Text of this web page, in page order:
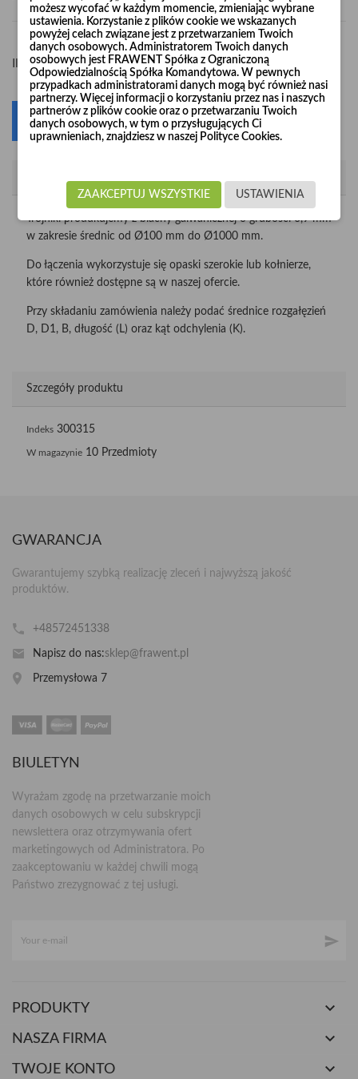
Ilość - +
Dodaj do koszyka 0
Trójniki produkujemy z blachy galwanicznej o grubości 0,9 mm
w zakresie średnic od Ø100 mm do Ø1000 mm.
Do łączenia wykorzystuje się opaski szerokie lub kołnierze,
które również dostępne są w naszej ofercie.
Przy składaniu zamówienia należy podać średnice rozgałęzień
D, D1, B, długość (L) oraz kąt odchylenia (K).
Szczegóły produktu
Indeks 300315
W magazynie 10 Przedmioty
GWARANCJA
Gwarantujemy szybką realizację zleceń i najwyższą jakość
produktów.
+48572451338
Napisz do nas:sklep@frawent.pl
Przemysłowa 7
BIULETYN
Wyrażam zgodę na przetwarzanie moich
danych osobowych w celu subskrypcji
newslettera oraz otrzymywania ofert
marketingowych od Administratora. Po
zaakceptowaniu w każdej chwili mogą
Państwo zrezygnować z tej usługi.

PRODUKTY 
NASZA FIRMA 
TWOJE KONTO 
możesz wycofać w każdym momencie, zmieniając wybrane
ustawienia. Korzystanie z plików cookie we wskazanych
powyżej celach związane jest z przetwarzaniem Twoich
danych osobowych. Administratorem Twoich danych
osobowych jest FRAWENT Spółka z Ograniczoną
Odpowiedzialnością Spółka Komandytowa. W pewnych
przypadkach administratorami danych mogą być również nasi
partnerzy. Więcej informacji o korzystaniu przez nas i naszych
partnerów z plików cookie oraz o przetwarzaniu Twoich
danych osobowych, w tym o przysługujących Ci
uprawnieniach, znajdziesz w naszej Polityce Cookies.
USTAWIENIA
ZAAKCEPTUJ WSZYSTKIE